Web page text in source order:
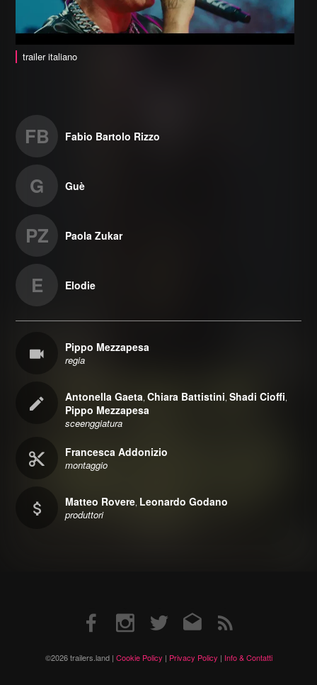
trailer italiano
FB Fabio Bartolo Rizzo
G Guè
PZ Paola Zukar
E Elodie
Pippo Mezzapesa
regia
Antonella Gaeta,Chiara Battistini,Shadi Cioffi,
Pippo Mezzapesa
sceenggiatura
Francesca Addonizio
montaggio
Matteo Rovere, Leonardo Godano
produttori
©2026 trailers.land | Cookie Policy | Privacy Policy | Info & Contatti